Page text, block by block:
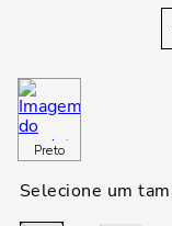
Preto